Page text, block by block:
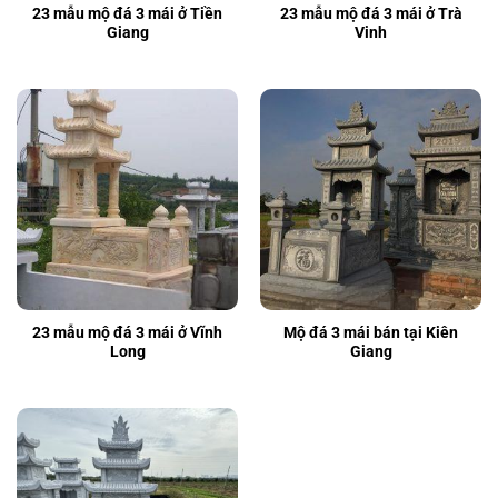
23 mẫu mộ đá 3 mái ở Tiền
Giang
23 mẫu mộ đá 3 mái ở Trà
Vinh
23 mẫu mộ đá 3 mái ở Vĩnh
Long
Mộ đá 3 mái bán tại Kiên
Giang